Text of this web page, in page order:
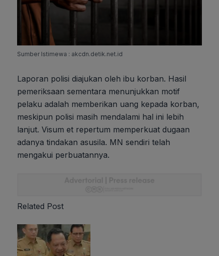
Sumber Istimewa : akcdn.detik.net.id
Laporan polisi diajukan oleh ibu korban. Hasil
pemeriksaan sementara menunjukkan motif
pelaku adalah memberikan uang kepada korban,
meskipun polisi masih mendalami hal ini lebih
lanjut. Visum et repertum memperkuat dugaan
adanya tindakan asusila. MN sendiri telah
mengakui perbuatannya.
Related Post